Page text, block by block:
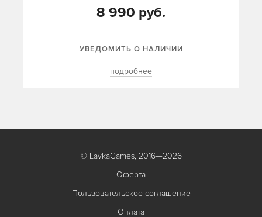
8 990 руб.
УВЕДОМИТЬ О НАЛИЧИИ
подробнее
© LavkaGames, 2016—2026
Оферта
Пользовательское соглашение
Оплата